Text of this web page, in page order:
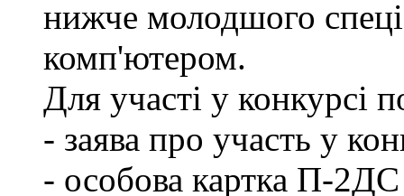
нижче молодшого
комп'ютером.
Для участі у конкурсі
- заява про участь у
- особова картка П-